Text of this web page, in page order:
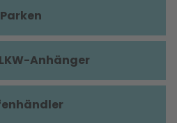
Parken
Anhänger